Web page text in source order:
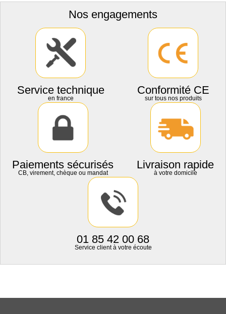
Nos engagements
Service technique
en france
Conformité CE
sur tous nos produits
Paiements sécurisés
CB, virement, chèque ou mandat
Livraison rapide
à votre domicile
01 85 42 00 68
Service client à votre écoute